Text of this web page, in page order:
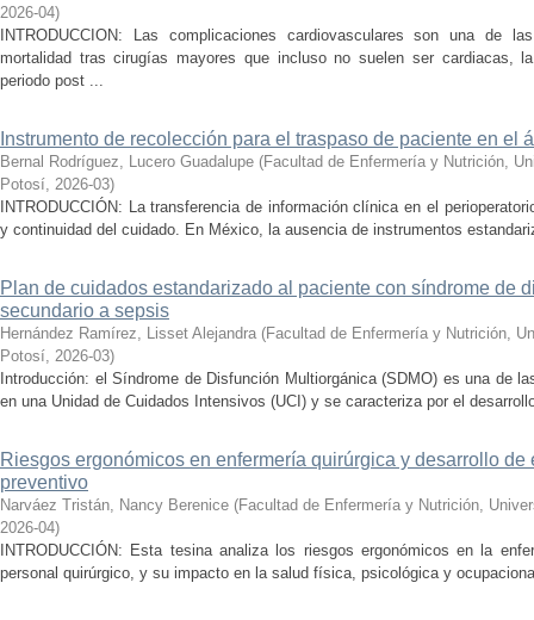
2026-04)
INTRODUCCION: Las complicaciones cardiovasculares son una de
mortalidad tras cirugías mayores que incluso no suelen ser cardiacas,
periodo post ...
Instrumento de recolección para el traspaso de paciente en el
Bernal Rodríguez, Lucero Guadalupe (Facultad de Enfermería y Nutrición,
Potosí, 2026-03)
INTRODUCCIÓN: La transferencia de información clínica en el
y continuidad del cuidado. En México, la ausencia de instrumentos
Plan de cuidados estandarizado al paciente con síndrome de
secundario a sepsis
Hernández Ramírez, Lisset Alejandra (Facultad de Enfermería y Nutrición,
Potosí, 2026-03)
Introducción: el Síndrome de Disfunción Multiorgánica (SDMO) es una de
en una Unidad de Cuidados Intensivos (UCI) y se caracteriza por el
Riesgos ergonómicos en enfermería quirúrgica y desarrollo de
preventivo
Narváez Tristán, Nancy Berenice (Facultad de Enfermería y Nutrición,
2026-04)
INTRODUCCIÓN: Esta tesina analiza los riesgos ergonómicos en la
personal quirúrgico, y su impacto en la salud física, psicológica y